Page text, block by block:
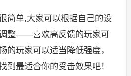
简单,大家可以根据自己的设
整——喜欢高反馈的玩家可
的玩家可以适当降低强度，
到最适合你的受击效果吧！